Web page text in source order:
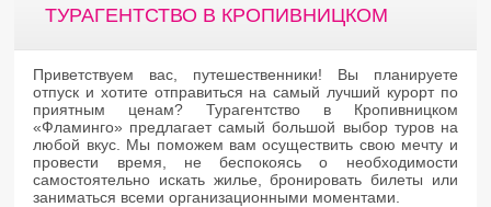
ТУРАГЕНТСТВО В КРОПИВНИЦКОМ
Приветствуем вас, путешественники! Вы планируете
отпуск и хотите отправиться на самый лучший курорт по
приятным ценам? Турагентство в Кропивницком
«Фламинго» предлагает самый большой выбор туров на
любой вкус. Мы поможем вам осуществить свою мечту и
провести время, не беспокоясь о необходимости
самостоятельно искать жилье, бронировать билеты или
заниматься всеми организационными моментами.